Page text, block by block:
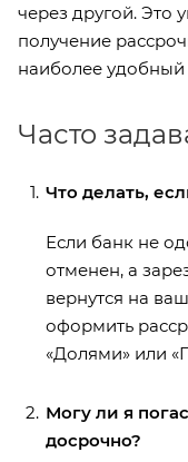
через другой. Это
получение
наиболее удобный
Часто
Что делать,
Если банк не
отменен, а
вернутся на
оформить
«Долями» или
Могу ли я
досрочно?